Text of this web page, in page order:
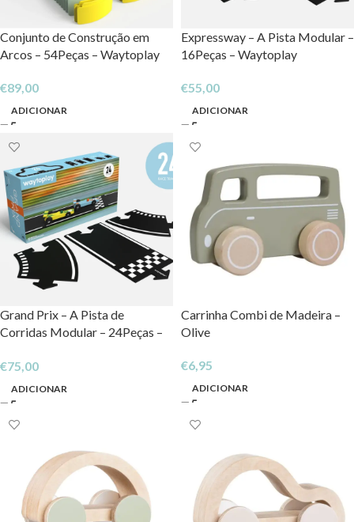
Conjunto de Construção em
Arcos – 54Peças – Waytoplay
€89,00
ADICIONAR
Expressway – A Pista Modular –
16Peças – Waytoplay
€55,00
ADICIONAR
Grand Prix – A Pista de
Corridas Modular – 24Peças –
€75,00
ADICIONAR
Carrinha Combi de Madeira –
Olive
€6,95
ADICIONAR